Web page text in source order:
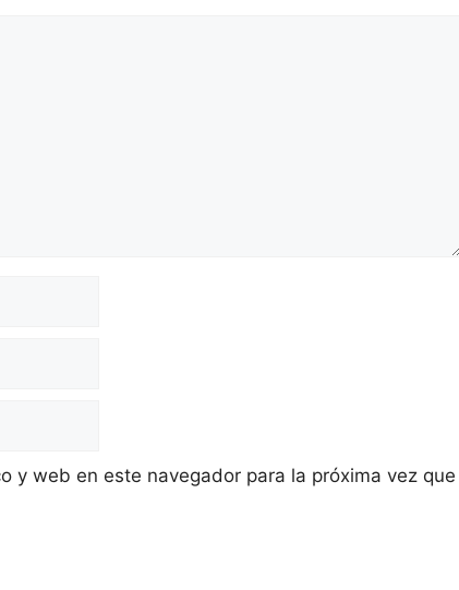
y web en este navegador para la próxima vez que